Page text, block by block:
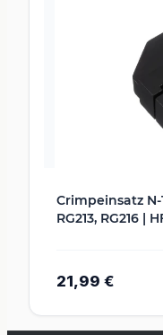
Crimpeinsatz N-
RG213, RG216 |
21,99 €